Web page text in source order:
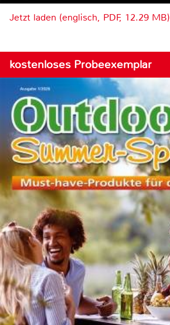
Jetzt laden (englisch, PDF, 12.29 MB)
kostenloses Probeexemplar